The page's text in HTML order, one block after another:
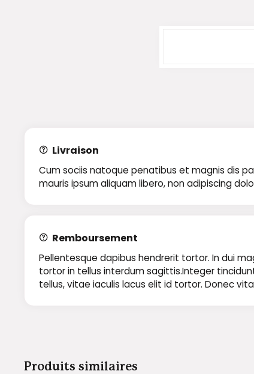
Livraison
Cum sociis natoque penatibus et magnis dis
mauris ipsum aliquam libero, non adipiscing
Remboursement
Pellentesque dapibus hendrerit tortor. In dui
tortor in tellus interdum sagittis.Integer
tellus, vitae iaculis lacus elit id tortor. Donec
Produits similaires